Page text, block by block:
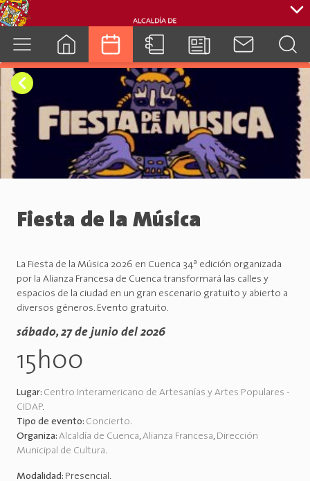
cuenca.gob.ec
Fiesta de la Música
La Fiesta de la Música 2026 en Cuenca 34ª edición organizada
por la Alianza Francesa de Cuenca transformará las calles y
espacios de la ciudad en un gran escenario gratuito y abierto a
diversos géneros. Evento gratuito.
sábado, 27 de junio del 2026
15h00
Lugar: Centro Interamericano de Artesanías y Artes Populares -
CIDAP.
Tipo de evento: Concierto.
Organiza: Alcaldía de Cuenca, Alianza Francesa, Dirección
Municipal de Cultura.
Modalidad: Presencial.